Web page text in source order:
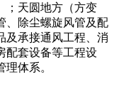
；天圆地方（方变
、除尘螺旋风管及配
及承接通风工程、消
配套设备等工程设
体系。